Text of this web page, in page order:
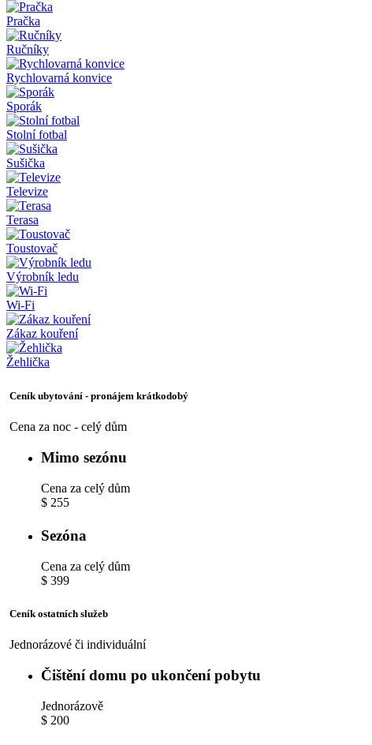
Pračka
Ručníky
Rychlovarná konvice
Sporák
Stolní fotbal
Sušička
Televize
Terasa
Toustovač
Výrobník ledu
Wi-Fi
Zákaz kouření
Žehlička
Ceník ubytování - pronájem krátkodobý
Cena za noc - celý dům
Mimo sezónu
Cena za celý dům
$ 255
Sezóna
Cena za celý dům
$ 399
Ceník ostatních služeb
Jednorázové či individuální
Čištění domu po ukončení pobytu
Jednorázově
$ 200